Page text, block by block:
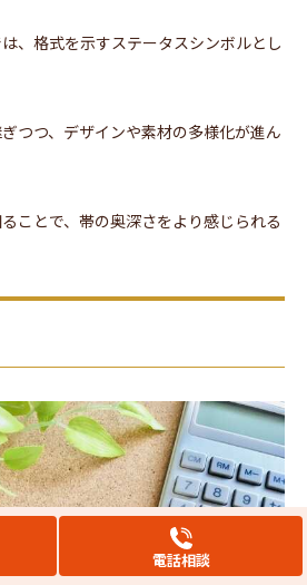
、格式を示すステータスシンボルとし
つつ、デザインや素材の多様化が進ん
ことで、帯の奥深さをより感じられる
電話相談